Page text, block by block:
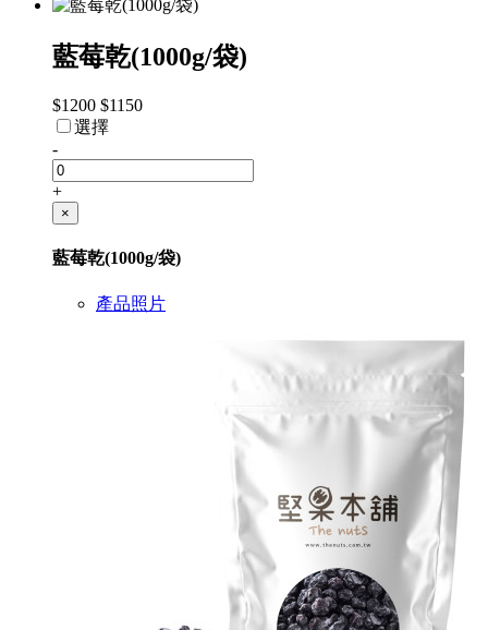
藍莓乾(1000g/袋)
$1200 $1150
選擇
-
+
×
藍莓乾(1000g/袋)
產品照片